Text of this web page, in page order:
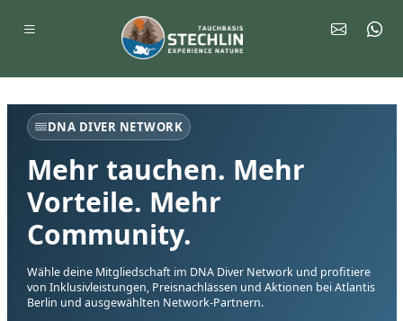
DNA DIVER NETWORK
Mehr tauchen. Mehr
Vorteile. Mehr
Community.
Wähle deine Mitgliedschaft im DNA Diver Network und profitiere
von Inklusivleistungen, Preisnachlässen und Aktionen bei Atlantis
Berlin und ausgewählten Network-Partnern.